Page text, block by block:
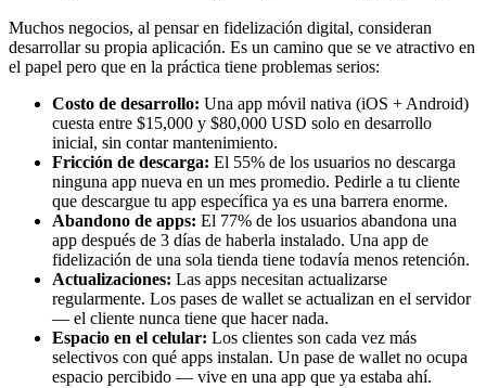
Muchos negocios, al pensar en fidelización digital, consideran
desarrollar su propia aplicación. Es un camino que se ve atractivo en
el papel pero que en la práctica tiene problemas serios:
Costo de desarrollo: Una app móvil nativa (iOS + Android)
cuesta entre $15,000 y $80,000 USD solo en desarrollo
inicial, sin contar mantenimiento.
Fricción de descarga: El 55% de los usuarios no descarga
ninguna app nueva en un mes promedio. Pedirle a tu cliente
que descargue tu app específica ya es una barrera enorme.
Abandono de apps: El 77% de los usuarios abandona una
app después de 3 días de haberla instalado. Una app de
fidelización de una sola tienda tiene todavía menos retención.
Actualizaciones: Las apps necesitan actualizarse
regularmente. Los pases de wallet se actualizan en el servidor
— el cliente nunca tiene que hacer nada.
Espacio en el celular: Los clientes son cada vez más
selectivos con qué apps instalan. Un pase de wallet no ocupa
espacio percibido — vive en una app que ya estaba ahí.